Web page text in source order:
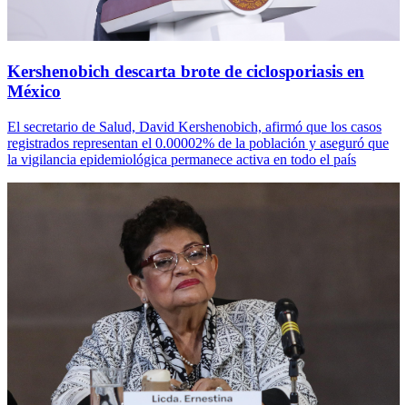
Kershenobich descarta brote de ciclosporiasis en
México
El secretario de Salud, David Kershenobich, afirmó que los casos
registrados representan el 0.00002% de la población y aseguró que
la vigilancia epidemiológica permanece activa en todo el país